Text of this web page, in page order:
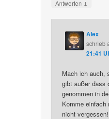
Antworten ↓
Alex
schrieb
21:41
Mach ich auch,
gibt außer dass
genommen in
Komme
nicht vergessen!